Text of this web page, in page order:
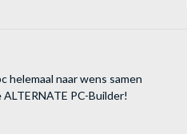
helemaal naar wens samen
PC-Builder!